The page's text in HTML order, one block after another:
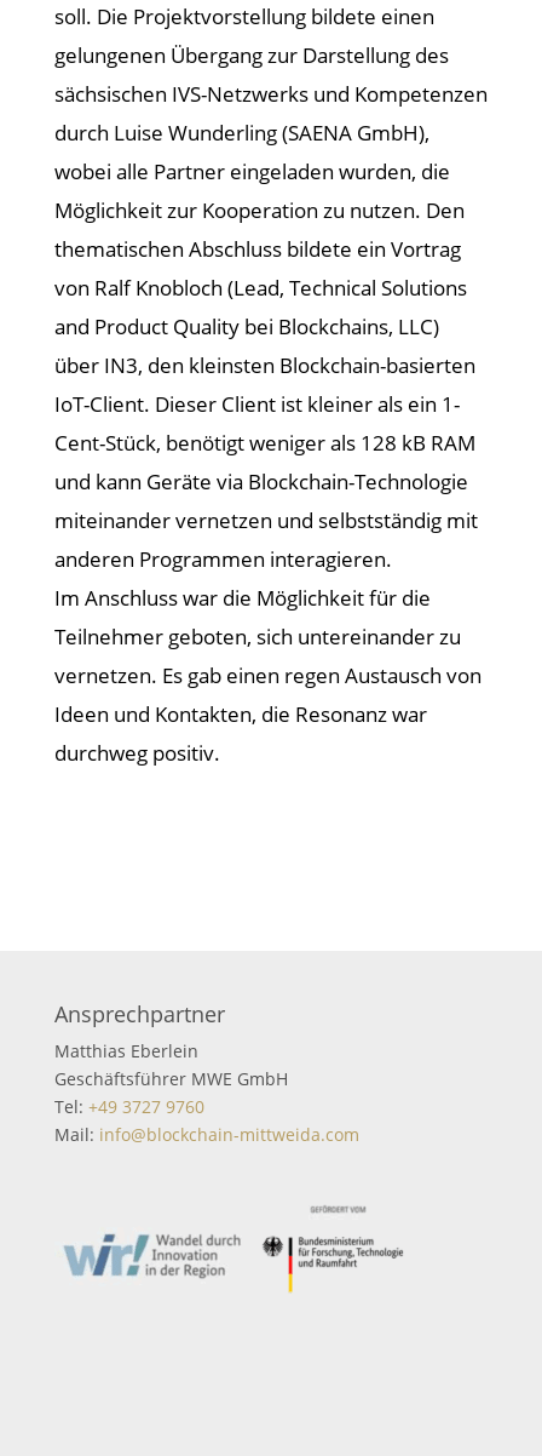
soll. Die Projektvorstellung bildete einen
gelungenen Übergang zur Darstellung des
sächsischen IVS-Netzwerks und Kompetenzen
durch Luise Wunderling (SAENA GmbH),
wobei alle Partner eingeladen wurden, die
Möglichkeit zur Kooperation zu nutzen. Den
thematischen Abschluss bildete ein Vortrag
von Ralf Knobloch (Lead, Technical Solutions
and Product Quality bei Blockchains, LLC)
über IN3, den kleinsten Blockchain-basierten
IoT-Client. Dieser Client ist kleiner als ein 1-
Cent-Stück, benötigt weniger als 128 kB RAM
und kann Geräte via Blockchain-Technologie
miteinander vernetzen und selbstständig mit
anderen Programmen interagieren.
Im Anschluss war die Möglichkeit für die
Teilnehmer geboten, sich untereinander zu
vernetzen. Es gab einen regen Austausch von
Ideen und Kontakten, die Resonanz war
durchweg positiv.
Ansprechpartner
Matthias Eberlein
Geschäftsführer MWE GmbH
Tel: +49 3727 9760
Mail: info@blockchain-mittweida.com